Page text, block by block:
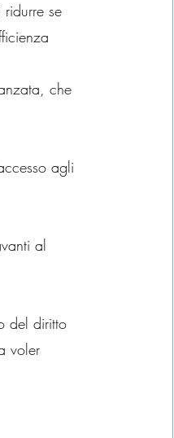
se
che
agli
al
del diritto
voler